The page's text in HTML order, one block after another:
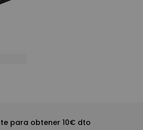
para obtener 10€ dto